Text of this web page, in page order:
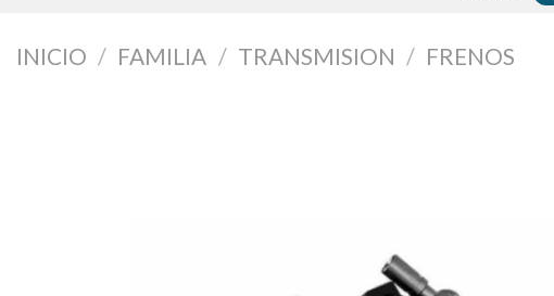
INICIO / FAMILIA / TRANSMISION / FRENOS